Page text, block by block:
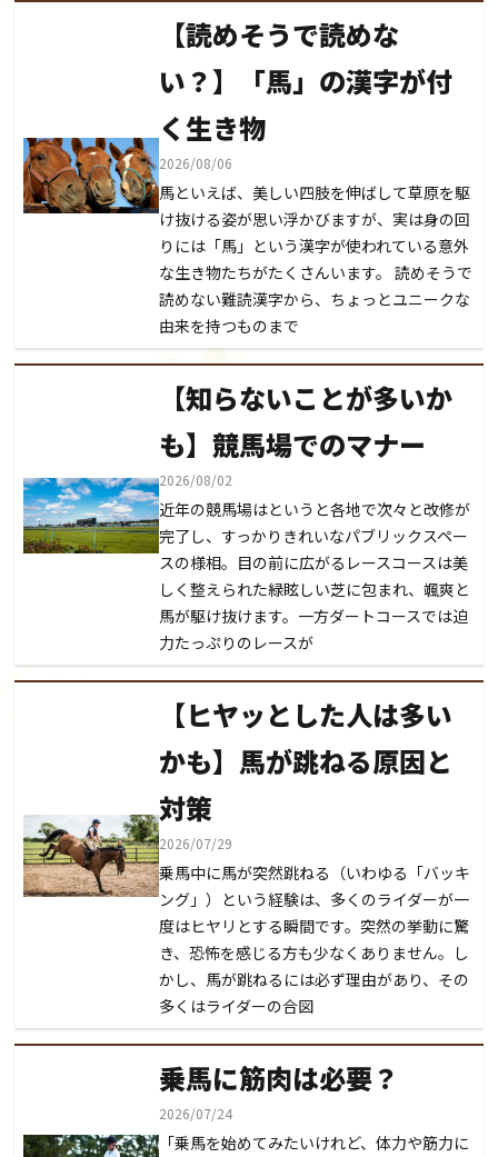
【読めそうで読めな
い？】「馬」の漢字が付
く生き物
2026/08/06
馬といえば、美しい四肢を伸ばして草原を駆
け抜ける姿が思い浮かびますが、実は身の回
りには「馬」という漢字が使われている意外
な生き物たちがたくさんいます。 読めそうで
読めない難読漢字から、ちょっとユニークな
由来を持つものまで
【知らないことが多いか
も】競馬場でのマナー
2026/08/02
近年の競馬場はというと各地で次々と改修が
完了し、すっかりきれいなパブリックスペー
スの様相。目の前に広がるレースコースは美
しく整えられた緑眩しい芝に包まれ、颯爽と
馬が駆け抜けます。一方ダートコースでは迫
力たっぷりのレースが
【ヒヤッとした人は多い
かも】馬が跳ねる原因と
対策
2026/07/29
乗馬中に馬が突然跳ねる（いわゆる「バッキ
ング」）という経験は、多くのライダーが一
度はヒヤリとする瞬間です。突然の挙動に驚
き、恐怖を感じる方も少なくありません。し
かし、馬が跳ねるには必ず理由があり、その
多くはライダーの合図
乗馬に筋肉は必要？
2026/07/24
「乗馬を始めてみたいけれど、体力や筋力に